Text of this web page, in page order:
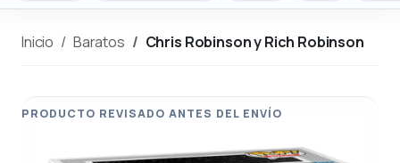
Inicio Baratos Chris Robinson y Rich Robinson